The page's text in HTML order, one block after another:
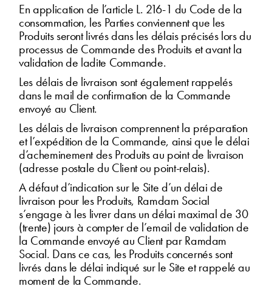
En application de l’article L. 216-1 du Code de la
consommation, les Parties conviennent que les
Produits seront livrés dans les délais précisés lors du
processus de Commande des Produits et avant la
validation de ladite Commande.
Les délais de livraison sont également rappelés
dans le mail de confirmation de la Commande
envoyé au Client.
Les délais de livraison comprennent la préparation
et l’expédition de la Commande, ainsi que le délai
d’acheminement des Produits au point de livraison
(adresse postale du Client ou point-relais).
A défaut d’indication sur le Site d’un délai de
livraison pour les Produits, Ramdam Social
s’engage à les livrer dans un délai maximal de 30
(trente) jours à compter de l’email de validation de
la Commande envoyé au Client par Ramdam
Social. Dans ce cas, les Produits concernés sont
livrés dans le délai indiqué sur le Site et rappelé au
moment de la Commande.